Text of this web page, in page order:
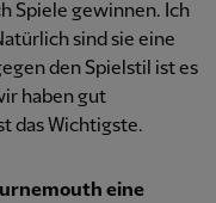
Spiele gewinnen. Ich
sind sie eine
den Spielstil ist es
haben gut
das Wichtigste.
eine